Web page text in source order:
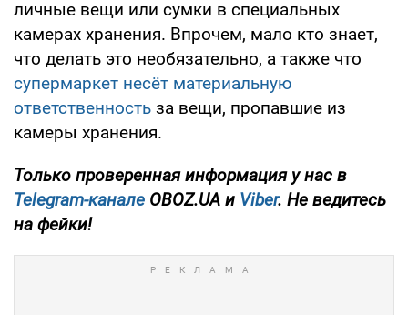
личные вещи или сумки в специальных
камерах хранения. Впрочем, мало кто знает,
что делать это необязательно, а также что
супермаркет несёт материальную
ответственность за вещи, пропавшие из
камеры хранения.
Только проверенная информация у нас в
Telegram-канале OBOZ.UA и Viber. Не ведитесь
на фейки!